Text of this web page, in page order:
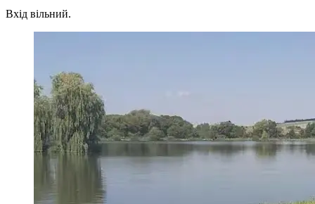
Вхід вільний.